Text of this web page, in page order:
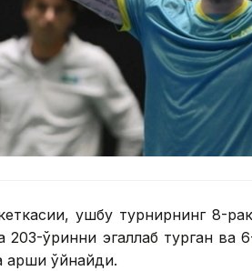
ушбу турнирнинг 8-
203-ўринни эгаллаб турган ва
ўйнайди.